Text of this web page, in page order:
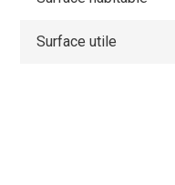
Surface utile